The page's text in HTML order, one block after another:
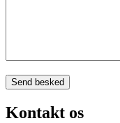
Kontakt os